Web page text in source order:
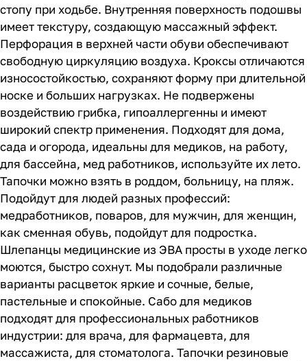
стопу при ходьбе. Внутренняя поверхность подошвы
имеет текстуру, создающую массажный эффект.
Перфорация в верхней части обуви обеспечивают
свободную циркуляцию воздуха. Кроксы отличаются
износостойкостью, сохраняют форму при длительной
носке и больших нагрузках. Не подвержены
воздействию грибка, гипоаллергенны и имеют
широкий спектр применения. Подходят для дома,
сада и огорода, идеальны для медиков, на работу,
для бассейна, мед работников, используйте их лето.
Тапочки можно взять в роддом, больницу, на пляж.
Подойдут для людей разных профессий:
медработников, поваров, для мужчин, для женщин,
как сменная обувь, подойдут для подростка.
Шлепанцы медицинские из ЭВА просты в уходе легко
моются, быстро сохнут. Мы подобрали различные
варианты расцветок яркие и сочные, белые,
пастельные и спокойные. Сабо для медиков
подходят для профессиональных работников
индустрии: для врача, для фармацевта, для
массажиста, для стоматолога. Тапочки резиновые